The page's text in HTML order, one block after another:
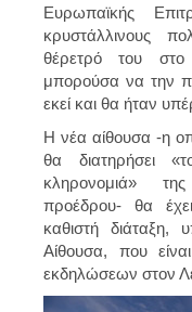
Ευρωπαϊκής
κρυστάλλινους
θέρετρό του
μπορούσα να την
εκεί και θα ήταν
Η νέα αίθουσα -η
θα διατηρήσει
κληρονομιά»
προέδρου- θα
καθιστή διάταξη,
Αίθουσα, που
εκδηλώσεων στον